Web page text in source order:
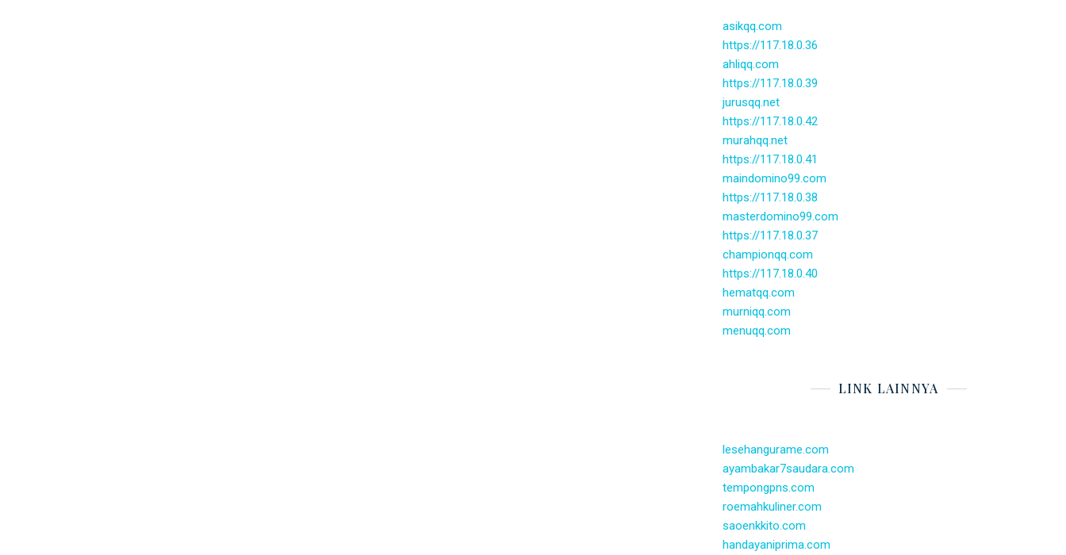
asikqq.com
https://117.18.0.36
ahliqq.com
https://117.18.0.39
jurusqq.net
https://117.18.0.42
murahqq.net
https://117.18.0.41
maindomino99.com
https://117.18.0.38
masterdomino99.com
https://117.18.0.37
championqq.com
https://117.18.0.40
hematqq.com
murniqq.com
menuqq.com
LINK LAINNYA
lesehangurame.com
ayambakar7saudara.com
tempongpns.com
roemahkuliner.com
saoenkkito.com
handayaniprima.com